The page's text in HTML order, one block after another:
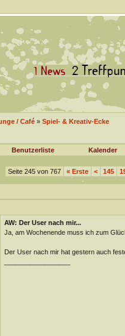
/ Café» Spiel- & Kreativ-Ecke
Benutzerliste Kalender
Seite 245 von 767 «Erste < 145
AW: Der User nach mir...
Ja, am Wochenende muss ich zum
Der User nach mir hat gestern auch